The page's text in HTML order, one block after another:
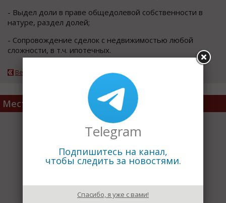
- Выдел доли в праве общедолевой собственности в
натуре, раздел долей;
- Сопровождение сделок с недвижимостью любой
сложности, в т.ч. ипотечных.
Вернуться к каталогу
Место расположения
Telegram
Подпишитесь на канал,
чтобы следить за новостями.
Спасибо, я уже с вами!